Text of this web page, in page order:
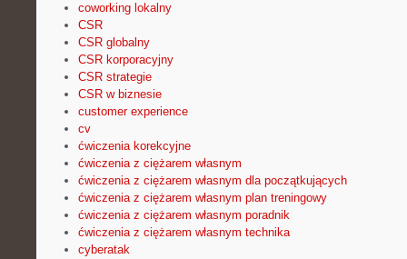
coworking lokalny
CSR
CSR globalny
CSR korporacyjny
CSR strategie
CSR w biznesie
customer experience
cv
ćwiczenia korekcyjne
ćwiczenia z ciężarem własnym
ćwiczenia z ciężarem własnym dla początkujących
ćwiczenia z ciężarem własnym plan treningowy
ćwiczenia z ciężarem własnym poradnik
ćwiczenia z ciężarem własnym technika
cyberatak